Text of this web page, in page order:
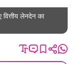
लेनदेन का